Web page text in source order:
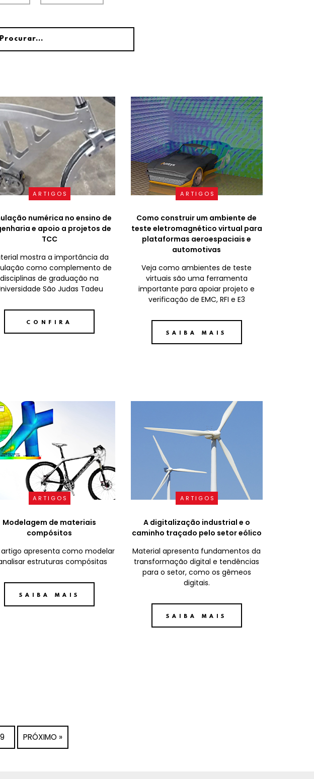
ARTIGOS
numérica no ensino de
e apoio a projetos de
TCC
mostra a importância da
como complemento de
disciplinas de graduação na
São Judas Tadeu
CONFIRA
ARTIGOS
Como construir um ambiente de
teste eletromagnético virtual para
plataformas aeroespaciais e
automotivas
Veja como ambientes de teste
virtuais são uma ferramenta
importante para apoiar projeto e
verificação de EMC, RFI e E3
SAIBA MAIS
ARTIGOS
Modelagem de materiais
compósitos
artigo apresenta como modelar
estruturas compósitas
SAIBA MAIS
ARTIGOS
A digitalização industrial e o
caminho traçado pelo setor eólico
Material apresenta fundamentos da
transformação digital e tendências
para o setor, como os gêmeos
digitais.
SAIBA MAIS
9 PRÓXIMO »